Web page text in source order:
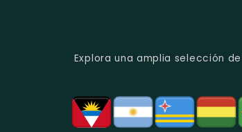
Explora una amplia selección